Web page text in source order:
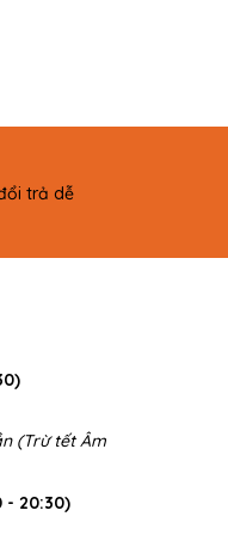
trả dễ
(Trừ tết Âm
- 20:30)